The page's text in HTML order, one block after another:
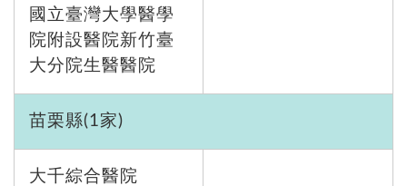
國立臺灣大學醫學
院附設醫院新竹臺
大分院生醫醫院
苗栗縣(1家)
大千綜合醫院